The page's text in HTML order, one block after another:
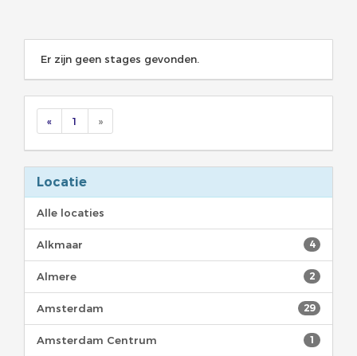
Er zijn geen stages gevonden.
« 1 »
Locatie
Alle locaties
4
Alkmaar
2
Almere
29
Amsterdam
1
Amsterdam Centrum